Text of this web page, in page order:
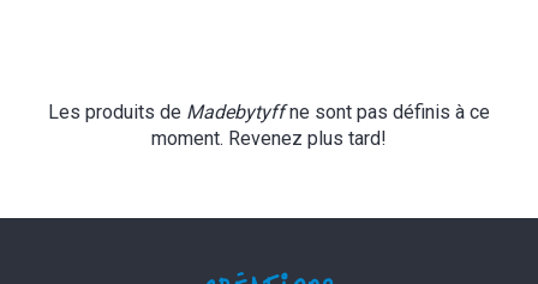
Les produits de Madebytyffne sont pas définis à ce
moment. Revenez plus tard!